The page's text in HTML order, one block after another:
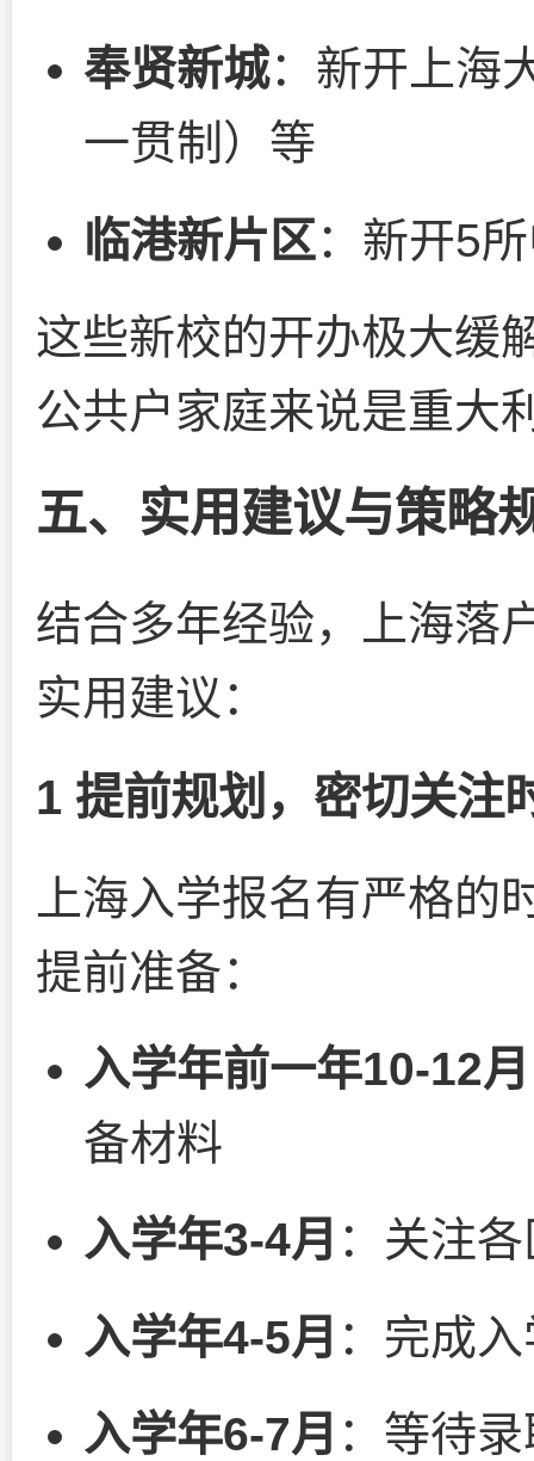
奉贤新城：新开上海
一贯制）等
临港新片区：新开5
这些新校的开办极大缓
公共户家庭来说是重大
五、实用建议与策略
结合多年经验，上海落
实用建议：
1 提前规划，密切关注
上海入学报名有严格的
提前准备：
入学年前一年10-12月
备材料
入学年3-4月 ：关注
入学年4-5月 ：完成
入学年6-7月 ：等待